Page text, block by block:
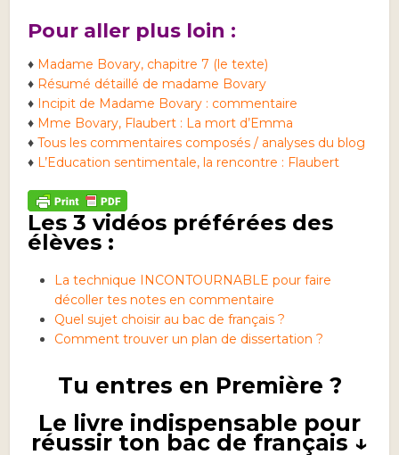
Pour aller plus loin :
♦ Madame Bovary, chapitre 7 (le texte)
♦ Résumé détaillé de madame Bovary
♦ Incipit de Madame Bovary : commentaire
♦ Mme Bovary, Flaubert : La mort d’Emma
♦Tous les commentaires composés / analyses du blog
♦ L’Education sentimentale, la rencontre : Flaubert
Les 3 vidéos préférées des
élèves :
La technique INCONTOURNABLE pour faire
décoller tes notes en commentaire
Quel sujet choisir au bac de français ?
Comment trouver un plan de dissertation ?
Tu entres en Première ?
Le livre indispensable pour
réussir ton bac de français ↓